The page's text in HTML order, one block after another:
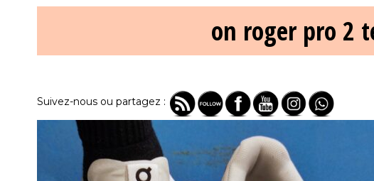
on roger pro 2
Suivez-nous ou partagez :